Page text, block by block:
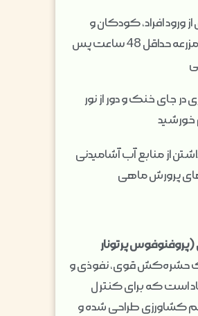
ورود افراد، کودکان و
دام‌ها به مزرعه حداقل 48 ساعت پس
در جای خنک و دور از نور
از منابع آب آشامیدنی
پرورش ماهی
پرتونار
حشره‌کش قوی، نفوذی و
است که برای کنترل
کشاورزی طراحی شده و